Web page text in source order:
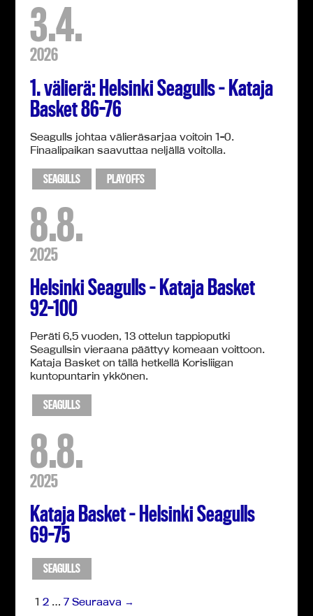
3.4.
2026
1. välierä: Helsinki Seagulls – Kataja
Basket 86-76
Seagulls johtaa välieräsarjaa voitoin 1-0.
Finaalipaikan saavuttaa neljällä voitolla.
SEAGULLS PLAYOFFS
8.8.
2025
Helsinki Seagulls – Kataja Basket
92-100
Peräti 6,5 vuoden, 13 ottelun tappioputki
Seagullsin vieraana päättyy komeaan voittoon.
Kataja Basket on tällä hetkellä Korisliigan
kuntopuntarin ykkönen.
SEAGULLS
8.8.
2025
Kataja Basket – Helsinki Seagulls
69-75
SEAGULLS
1 2 … 7 Seuraava →